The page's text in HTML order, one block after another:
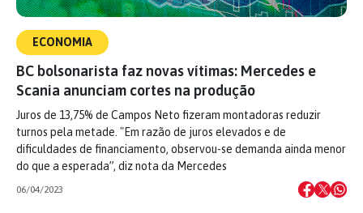
ECONOMIA
BC bolsonarista faz novas vítimas: Mercedes e
Scania anunciam cortes na produção
Juros de 13,75% de Campos Neto fizeram montadoras reduzir
turnos pela metade. "Em razão de juros elevados e de
dificuldades de financiamento, observou-se demanda ainda menor
do que a esperada”, diz nota da Mercedes
06/04/2023